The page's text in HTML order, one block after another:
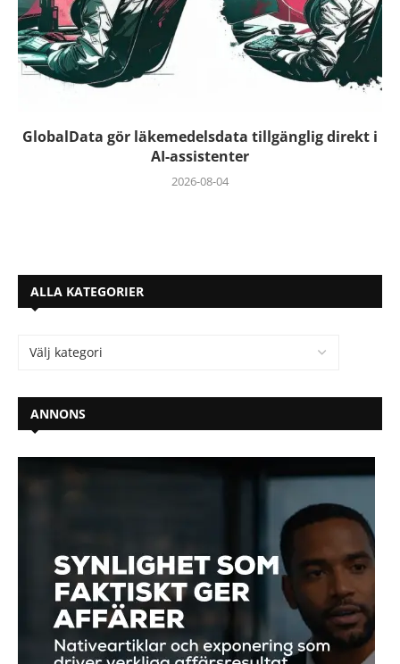
GlobalData gör läkemedelsdata tillgänglig direkt i
AI-assistenter
2026-08-04
ALLA KATEGORIER
ANNONS